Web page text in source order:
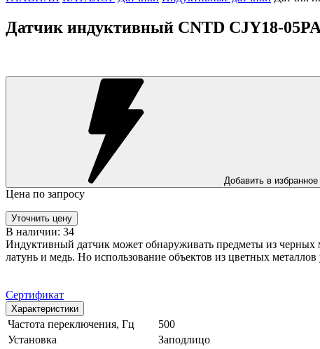
Датчик индуктивный CNTD CJY18-05PA
Добавить в избранное
Цена по запросу
Уточнить цену
В наличии: 34
Индуктивный датчик может обнаруживать предметы из черных
латунь и медь. Но использование объектов из цветных
Сертификат
Характеристики
Частота переключения, Гц
500
Установка
Заподлицо